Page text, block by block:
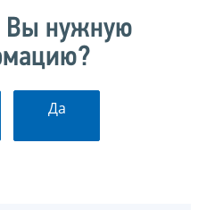
Вы нужную
Да